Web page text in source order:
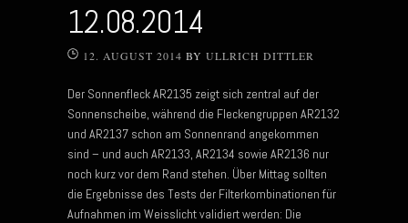
12.08.2014
12. AUGUST 2014 BY ULLRICH DITTLER
Der Sonnenfleck AR2135 zeigt sich zentral auf der
Sonnenscheibe, während die Fleckengruppen AR2132
und AR2137 schon am Sonnenrand angekommen
sind – und auch AR2133, AR2134 sowie AR2136 nur
noch kurz vor dem Rand stehen. Über Mittag sollten
die Ergebnisse des Tests der Filterkombinationen für
Aufnahmen im Weisslicht validiert werden: Die